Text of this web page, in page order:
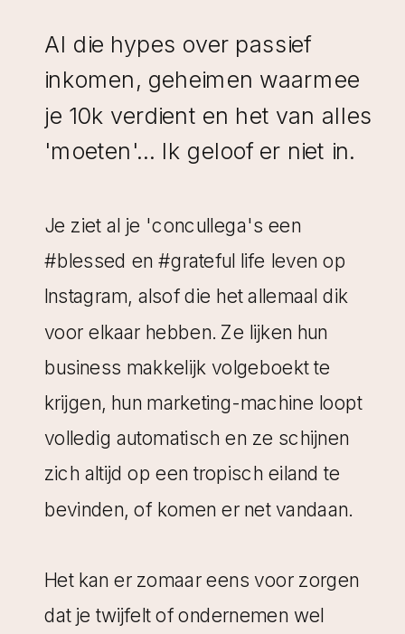
aantal dat wilde ze graag een stuk
hoger brengen.
Wensen die veel fotografen hebben,
dus niets geks. En daar kunnen we
aan de telefoon het een en ander
met mijn coachees voor we starten,
om te kijken waar de coachee
behoefte aan heeft en hoe ik die het
beste tegemoet kan komen in het
traject.
Uiteraard was dat in dit geval niet zo
Je ziet al je 'concullega's een
#blessed en #grateful life leven op
Instagram, alsof die het allemaal dik
voor elkaar hebben. Ze lijken hun
business makkelijk volgeboekt te
krijgen, hun marketing-machine loopt
volledig automatisch en ze schijnen
zich altijd op een tropisch eiland te
bevinden, of komen er net vandaan.
Het kan er zomaar eens voor zorgen
dat je twijfelt of ondernemen wel
Al die hypes over passief
inkomen, geheimen waarmee
je 10k verdient en het van alles
'moeten'... Ik geloof er niet in.